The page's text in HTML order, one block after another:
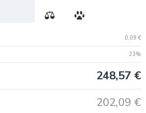
0,09 €
23%
248,57 €
202,09 €